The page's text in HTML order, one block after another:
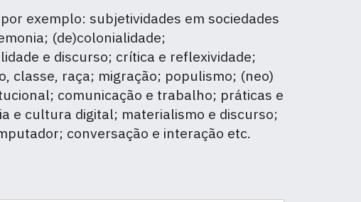
exemplo: subjetividades em sociedades
(de)colonialidade;
e discurso; crítica e reflexividade;
classe, raça; migração; populismo; (neo)
comunicação e trabalho; práticas e
e cultura digital; materialismo e discurso;
conversação e interação etc.